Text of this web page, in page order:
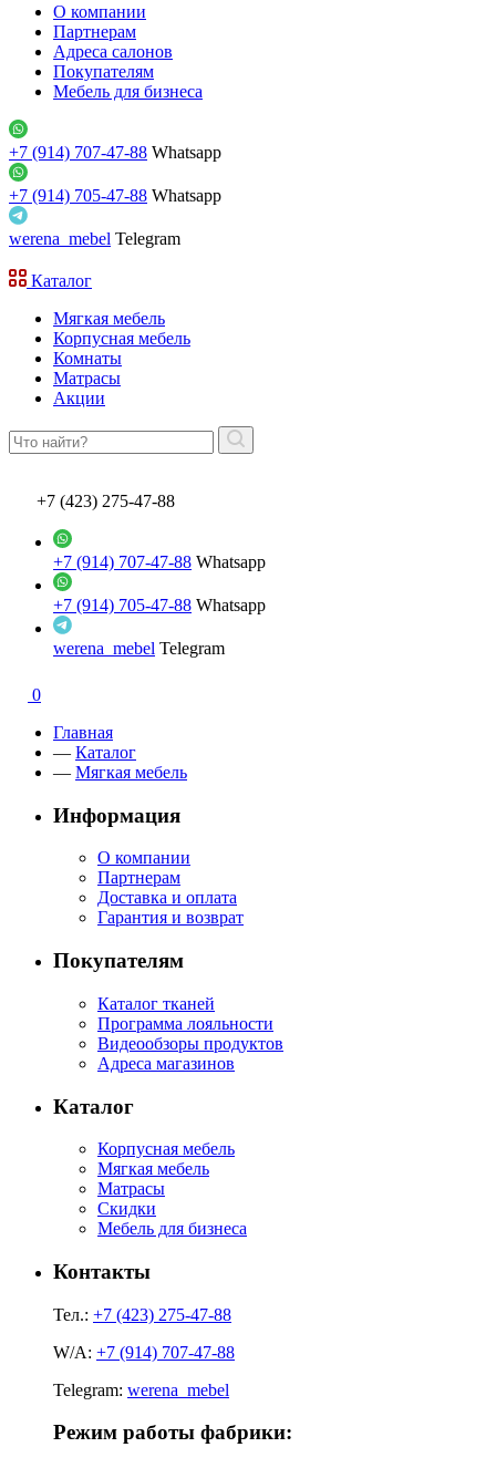
О компании
Партнерам
Адреса салонов
Покупателям
Мебель для бизнеса
+7 (914) 707-47-88 Whatsapp
+7 (914) 705-47-88 Whatsapp
werena_mebel Telegram
Каталог
Мягкая мебель
Корпусная мебель
Комнаты
Матрасы
Акции
+7 (423) 275-47-88
+7 (914) 707-47-88 Whatsapp
+7 (914) 705-47-88 Whatsapp
werena_mebel Telegram
0
Главная
— Каталог
— Мягкая мебель
Информация
О компании
Партнерам
Доставка и оплата
Гарантия и возврат
Покупателям
Каталог тканей
Программа лояльности
Видеообзоры продуктов
Адреса магазинов
Каталог
Корпусная мебель
Мягкая мебель
Матрасы
Скидки
Мебель для бизнеса
Контакты
Тел.: +7 (423) 275-47-88
W/A: +7 (914) 707-47-88
Telegram: werena_mebel
Режим работы фабрики: